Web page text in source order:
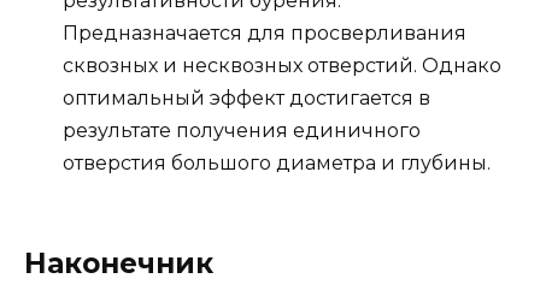
Предназначается для просверливания
сквозных и несквозных отверстий. Однако
оптимальный эффект достигается в
результате получения единичного
отверстия большого диаметра и глубины.
Наконечник